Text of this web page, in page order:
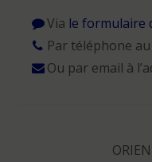
Via le formulaire
Par téléphone au
Ou par email à